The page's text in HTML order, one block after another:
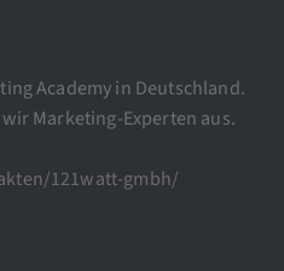
Academy in Deutschland.
Marketing-Experten aus.
121watt-gmbh/